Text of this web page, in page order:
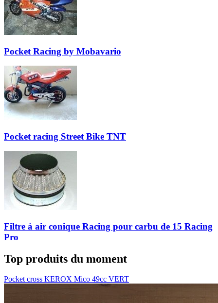
Pocket Racing by Mobavario
Pocket racing Street Bike TNT
Filtre à air conique Racing pour carbu de 15 Racing
Pro
Top produits du moment
Pocket cross KEROX Mico 49cc VERT